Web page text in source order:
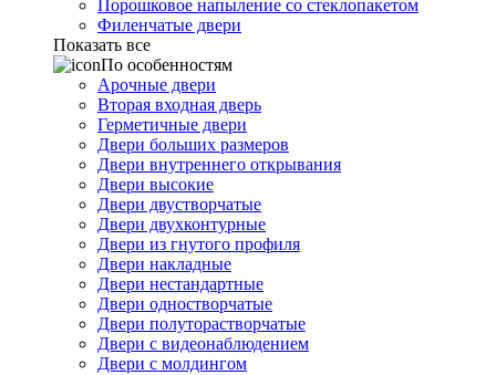
Порошковое напыление со стеклопакетом
Филенчатые двери
Показать все
По особенностям
Арочные двери
Вторая входная дверь
Герметичные двери
Двери больших размеров
Двери внутреннего открывания
Двери высокие
Двери двустворчатые
Двери двухконтурные
Двери из гнутого профиля
Двери накладные
Двери нестандартные
Двери одностворчатые
Двери полуторастворчатые
Двери с видеонаблюдением
Двери с молдингом